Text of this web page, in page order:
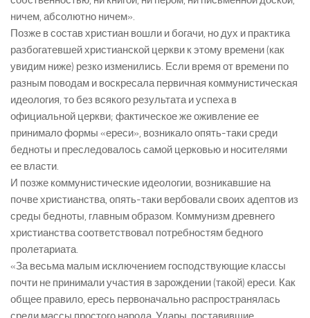
ничем, абсолютно ничем».
Позже в состав христиан вошли и богачи, но дух и практика
разбогатевшей христианской церкви к этому времени (как
увидим ниже) резко изменились. Если время от времени по
разным поводам и воскресала первичная коммунистическая
идеология, то без всякого результата и успеха в
официальной церкви; фактическое же оживление ее
принимало формы «ереси», возникало опять-таки среди
бедноты и преследовалось самой церковью и носителями
ее власти.
И позже коммунистические идеологии, возникавшие на
почве христианства, опять-таки вербовали своих адептов из
среды бедноты, главным образом. Коммунизм древнего
христианства соответствовал потребностям бедного
пролетариата.
«За весьма малым исключением господствующие классы
почти не принимали участия в зарождении (такой) ереси. Как
общее правило, ересь первоначально распространялась